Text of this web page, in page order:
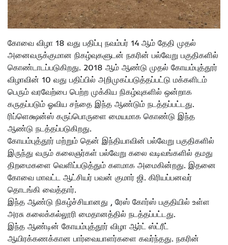
கோவை விழா 18 வது பதிப்பு நவம்பர் 14 ஆம் தேதி முதல்
அனைவருக்குமான நிகழ்வுகளுடன் நகரின் பல்வேறு பகுதிகளில்
கொண்டாடப்படுகிறது. 2018 ஆம் ஆண்டு முதல் கோயம்புத்தூர்
விழாவின் 10 வது பதிப்பில் அறிமுகப்படுத்தப்பட்டு மக்களிடம்
பெரும் வரவேற்பை பெற்ற முக்கிய நிகழ்வுகளில் ஒன்றாக
கருதப்படும் ஓவிய சந்தை இந்த ஆண்டும் நடத்தப்பட்டது.
ரிப்ளெக்ஷன்ஸ் கருப்பொருளை மையமாக கொண்டு இந்த
ஆண்டு நடத்தப்படுகிறது.
கோயம்புத்தூர் மற்றும் தென் இந்தியாவின் பல்வேறு பகுதிகளில்
இருந்து வரும் கலைஞர்கள் பல்வேறு கலை வடிவங்களில் தமது
திறமைகளை வெளிப்படுத்தும் களமாக அமைகின்றது. இதனை
கோவை மாவட்ட ஆட்சியர் பவன் குமார் ஜி. கிரியப்பனவர்
தொடங்கி வைத்தார்.
இந்த ஆண்டு நிகழ்ச்சியானது , ரேஸ் கோர்ஸ் பகுதியில் உள்ள
அரசு கலைக்கல்லூரி மைதானத்தில் நடத்தப்பட்டது.
இந்த ஆண்டின் கோயம்புத்தூர் விழா ஆர்ட் ஸ்ட்ரீட்
ஆயிரக்கணக்கான பார்வையாளர்களை கவர்ந்தது. நகரின்